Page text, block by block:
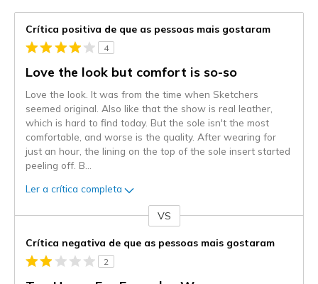
Crítica positiva de que as pessoas mais gostaram
4
Love the look but comfort is so-so
Love the look. It was from the time when Sketchers
seemed original. Also like that the show is real leather,
which is hard to find today. But the sole isn't the most
comfortable, and worse is the quality. After wearing for
just an hour, the lining on the top of the sole insert started
peeling off. B
Ler a crítica completa
VS
Crítica negativa de que as pessoas mais gostaram
2